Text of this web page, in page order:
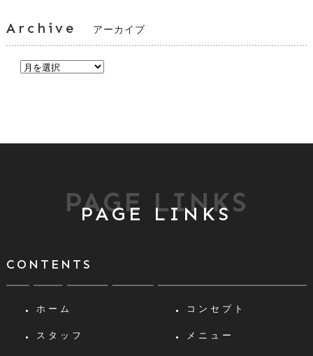
Archive アーカイブ
PAGE LINKS
PAGE LINKS
CONTENTS
ホーム コンセプト
スタッフ メニュー